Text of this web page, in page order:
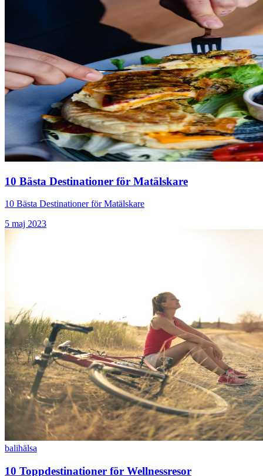
10 Bästa Destinationer för Matälskare
10 Bästa Destinationer för Matälskare
5 maj 2023
balihälsa
10 Toppdestinationer för Wellnessresor